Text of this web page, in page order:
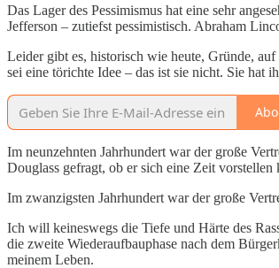
Das Lager des Pessimismus hat eine sehr
Jefferson – zutiefst pessimistisch. Abraham
Leider gibt es, historisch wie heute, Gründe,
sei eine törichte Idee – das ist sie nicht. Sie hat
Im neunzehnten Jahrhundert war der große
Douglass gefragt, ob er sich eine Zeit
Im zwanzigsten Jahrhundert war der große
Ich will keineswegs die Tiefe und Härte des
die zweite Wiederaufbauphase nach dem
meinem Leben.